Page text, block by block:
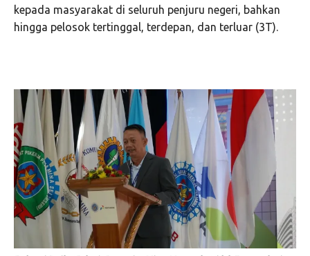
kepada masyarakat di seluruh penjuru negeri, bahkan
hingga pelosok tertinggal, terdepan, dan terluar (3T).